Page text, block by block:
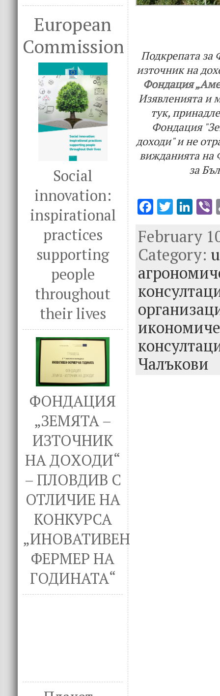
European
Commission
Social
innovation:
inspirational
practices
supporting
people
throughout
their lives
ФОНДАЦИЯ
„ЗЕМЯТА –
ИЗТОЧНИК
НА ДОХОДИ“
– ПЛОВДИВ С
ОТЛИЧИЕ НА
КОНКУРСА
„ИНОВАТИВЕН
ФЕРМЕР НА
ГОДИНАТА“
Подкрепата за
източник на
Фондация
Изявленията и
тук,
Фондация
доходи" и не
вижданията
за
F
e
b
o
o
k
T
it
te
r
Li
k
e
dI
n
February
Category:
Чалъкови